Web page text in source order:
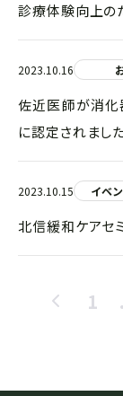
診療体験向上の
2023.10.16
佐近医師が消化
に認定されまし
2023.10.15 イベ
北信緩和ケアセ
1